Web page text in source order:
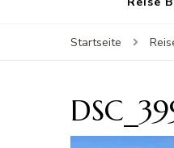
Startseite